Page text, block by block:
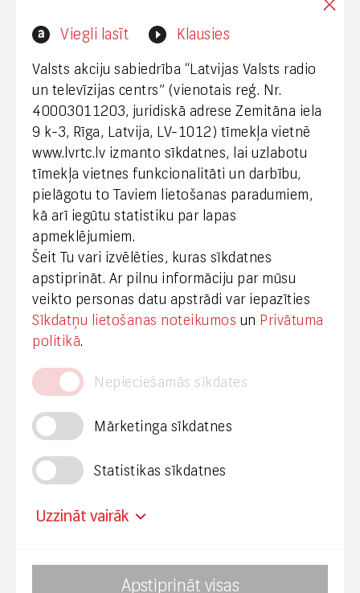
Viegli lasīt Klausies
Valsts akciju sabiedrība “Latvijas Valsts radio
un televīzijas centrs” (vienotais reģ. Nr.
40003011203, juridiskā adrese Zemitāna iela
9 k-3, Rīga, Latvija, LV-1012) tīmekļa vietnē
www.lvrtc.lv izmanto sīkdatnes, lai uzlabotu
tīmekļa vietnes funkcionalitāti un darbību,
pielāgotu to Taviem lietošanas paradumiem,
kā arī iegūtu statistiku par lapas
apmeklējumiem.
Šeit Tu vari izvēlēties, kuras sīkdatnes
apstiprināt. Ar pilnu informāciju par mūsu
veikto personas datu apstrādi var iepazīties
Sīkdatņu lietošanas noteikumos un Privātuma
politikā.
Nepieciešamās sīkdates
Mārketinga sīkdatnes
Statistikas sīkdatnes
Uzzināt vairāk
Avots Termiņš
Apstiprināt visas
Interneta vietnes www.lvrtc.lv administrators:
Klientu apkalpošana
+371 67108787
Medijiem
+371 29665001
vineta.sprugaine@lvrtc.lv
© VAS Latvijas Valsts radio un televīzijas centrs,
Privātuma politika
Piekļūstamība